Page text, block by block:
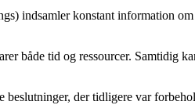
indsamler konstant information om
både tid og ressourcer. Samtidig
der tidligere var